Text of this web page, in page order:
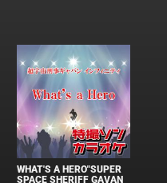
WHAT'S A HERO"SUPER
SPACE SHERIFF GAVAN